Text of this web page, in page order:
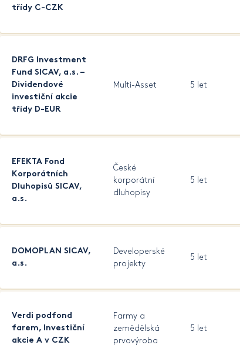
třídy C-CZK
DRFG Investment
Fund SICAV, a.s. –
Dividendové
investiční akcie
třídy D-EUR
Multi-Asset 5 let
EFEKTA Fond
Korporátních
Dluhopisů SICAV,
a.s.
České
korporátní
dluhopisy
5 let
DOMOPLAN SICAV,
a.s.
Developerské
projekty
5 let
Verdi podfond
farem, Investiční
akcie A v CZK
Farmy a
zemědělská
prvovýroba
5 let